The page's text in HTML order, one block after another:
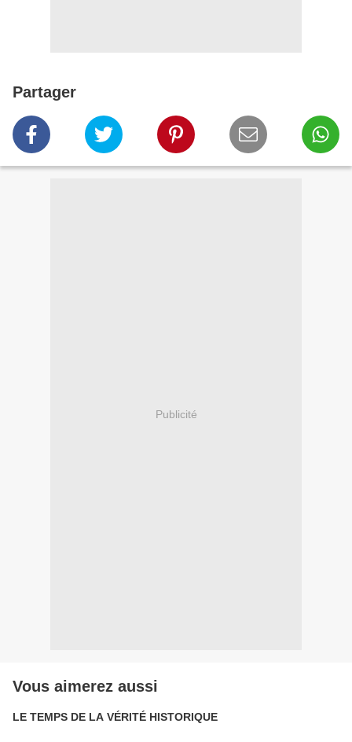
Partager
Publicité
Vous aimerez aussi
LE TEMPS DE LA VÉRITÉ HISTORIQUE